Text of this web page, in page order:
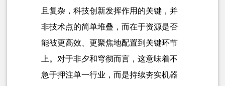
且复杂，科技创新发挥作用的关键，并
非技术点的简单堆叠，而在于资源是否
能被更高效、更聚焦地配置到关键环节
上。对于非夕和穹彻而言，这意味着不
急于押注单一行业，而是持续夯实机器